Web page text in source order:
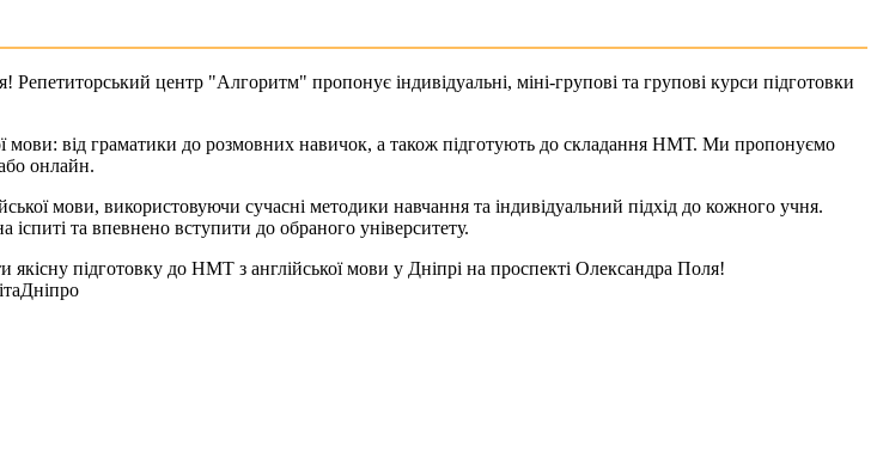
центр "Алгоритм" пропонує індивідуальні, міні-групові та групові курси підготовки
мови: від граматики до розмовних навичок, а також підготують до складання НМТ. Ми пропонуємо
онлайн.
мови, використовуючи сучасні методики навчання та індивідуальний підхід до кожного учня.
та впевнено вступити до обраного університету.
підготовку до НМТ з англійської мови у Дніпрі на проспекті Олександра Поля!